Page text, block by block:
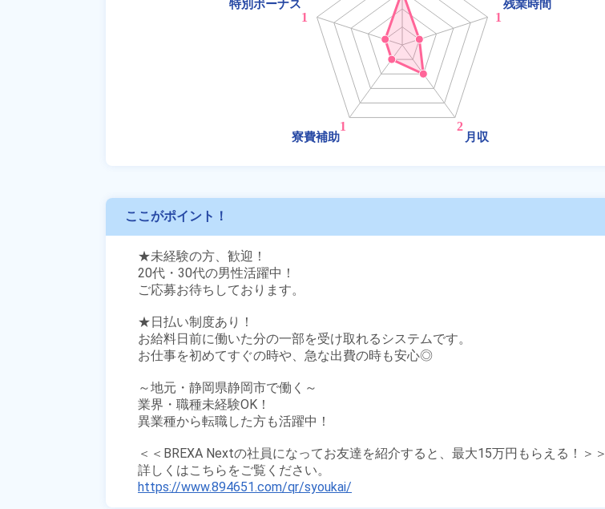
ここがポイント！
★未経験の方、歓迎！
20代・30代の男性活躍中！
ご応募お待ちしております。
★日払い制度あり！
お給料日前に働いた分の一部を受け取れるシステムです。
お仕事を初めてすぐの時や、急な出費の時も安心◎
～地元・静岡県静岡市で働く～
業界・職種未経験OK！
異業種から転職した方も活躍中！
＜＜BREXA Nextの社員になってお友達を紹介すると、最大15万円もらえる！＞＞
https://www.894651.com/qr/syoukai/